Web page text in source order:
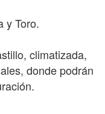
y Toro.
climatizada,
donde podrán